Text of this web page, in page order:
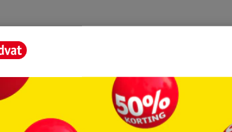
dat na de geboorte wordt
zodat je deze gemakkelijk kunt
een ventilatienet zodat er altijd